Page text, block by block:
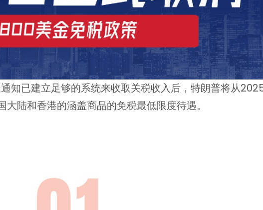
知已建立足够的系统来收取关税收入后，特朗普将从
大陆和香港的涵盖商品的免税最低限度待遇。